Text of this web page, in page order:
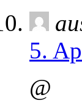
5.
@